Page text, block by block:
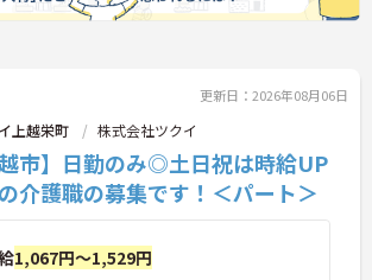
介護業界が初めての方や無資格の
とう」と感謝の言葉をいただけ
々やりがいを感じながら働けま
のみ」のお仕事なので、ご家庭
の両立がしやすい職場です。勤務
能で、WワークもOK！「今は少し
てが落ち着いたら日数を増やした
更新日：2026年08月06日
上越栄町 株式会社ツクイ
越市】日勤のみ◎土日祝は時給UP
介護職の募集です！＜パート＞
1,067円～1,529円